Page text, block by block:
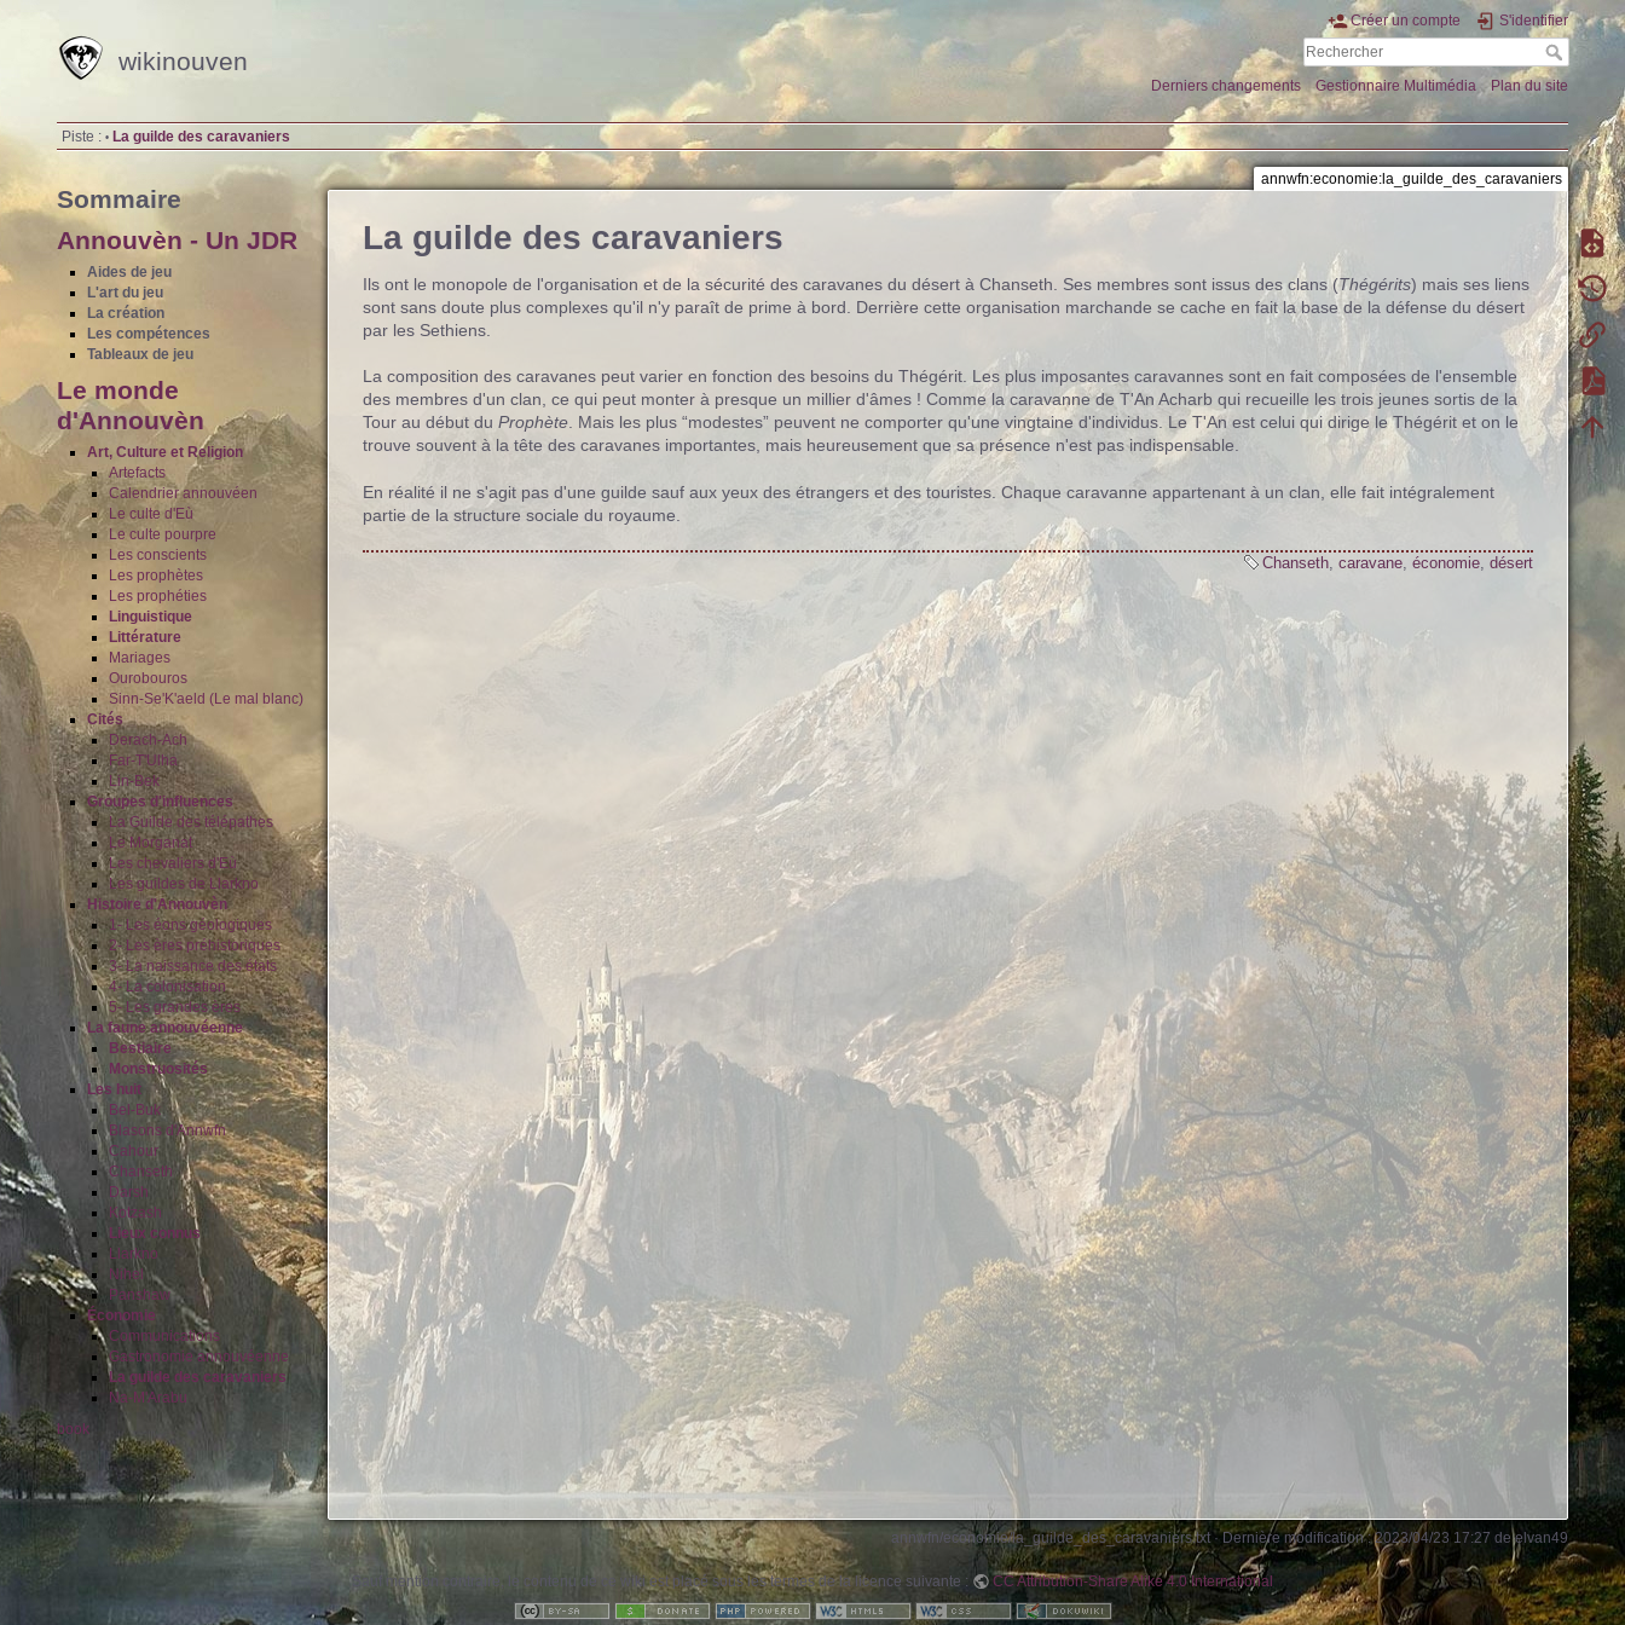
wikinouven
Créer un compte S'identifier
Derniers changements Gestionnaire Multimédia Plan du site
Piste : • La guilde des caravaniers
Sommaire
Annouvèn - Un JDR
Aides de jeu
L'art du jeu
La création
Les compétences
Tableaux de jeu
Le monde
d'Annouvèn
Art, Culture et Religion
Artefacts
Calendrier annouvéen
Le culte d'Eù
Le culte pourpre
Les conscients
Les prophètes
Les prophéties
Linguistique
Littérature
Mariages
Ourobouros
Sinn-Se'K'aeld (Le mal blanc)
Cités
Derach-Ach
Far-T'Ulha
Lin-Bek
Groupes d'influences
La Guilde des télépathes
Le Morganat
Les chevaliers d'Eù
Les guildes de Llarkno
Histoire d'Annouvèn
1- Les éons géologiques
2- Les ères préhistoriques
3- La naissance des états
4- La colonisation
5- Les grandes ères
La faune annouvéenne
Bestiaire
Monstruosités
Les huit
Bel-Buk
Blasons d'Annwfn
Cahour
Chanseth
Darsh
Kotzash
Lieux connus
Llarkno
Nihel
Panshaw
Économie
Communications
Gastronomie annouvéenne
La guilde des caravaniers
Na-M'Arabu
book
annwfn:economie:la_guilde_des_caravaniers
La guilde des caravaniers
Ils ont le monopole de l'organisation et de la sécurité des caravanes du désert à Chanseth. Ses membres sont issus des clans (Thégérits) mais ses liens
sont sans doute plus complexes qu'il n'y paraît de prime à bord. Derrière cette organisation marchande se cache en fait la base de la défense du désert
par les Sethiens.
La composition des caravanes peut varier en fonction des besoins du Thégérit. Les plus imposantes caravannes sont en fait composées de l'ensemble
des membres d'un clan, ce qui peut monter à presque un millier d'âmes ! Comme la caravanne de T'An Acharb qui recueille les trois jeunes sortis de la
Tour au début du Prophète. Mais les plus “modestes” peuvent ne comporter qu'une vingtaine d'individus. Le T'An est celui qui dirige le Thégérit et on le
trouve souvent à la tête des caravanes importantes, mais heureusement que sa présence n'est pas indispensable.
En réalité il ne s'agit pas d'une guilde sauf aux yeux des étrangers et des touristes. Chaque caravanne appartenant à un clan, elle fait intégralement
partie de la structure sociale du royaume.
Chanseth, caravane, économie, désert
annwfn/economie/la_guilde_des_caravaniers.txt· Dernière modification : 2023/04/23 17:27 deelvan49
Sauf mention contraire, le contenu de ce wiki est placé sous les termes de la licence suivante : CC Attribution-Share Alike 4.0 International